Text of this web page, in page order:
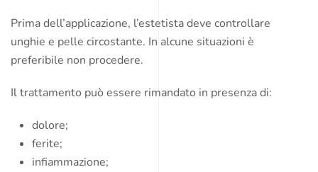
Prima dell’applicazione, l’estetista deve controllare
unghie e pelle circostante. In alcune situazioni è
preferibile non procedere.
Il trattamento può essere rimandato in presenza di:
dolore;
ferite;
infiammazione;